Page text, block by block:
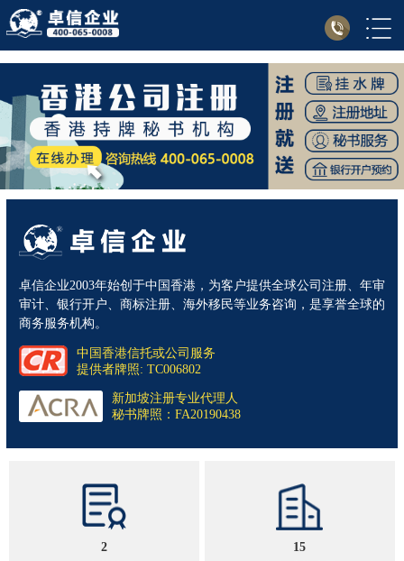
卓信企业2003年始创于中国香港，为客户提供全球公司注册、年审
审计、银行开户、商标注册、海外移民等业务咨询，是享誉全球的
商务服务机构。
中国香港信托或公司服务
提供者牌照: TC006802
新加坡注册专业代理人
秘书牌照：FA20190438
2
15